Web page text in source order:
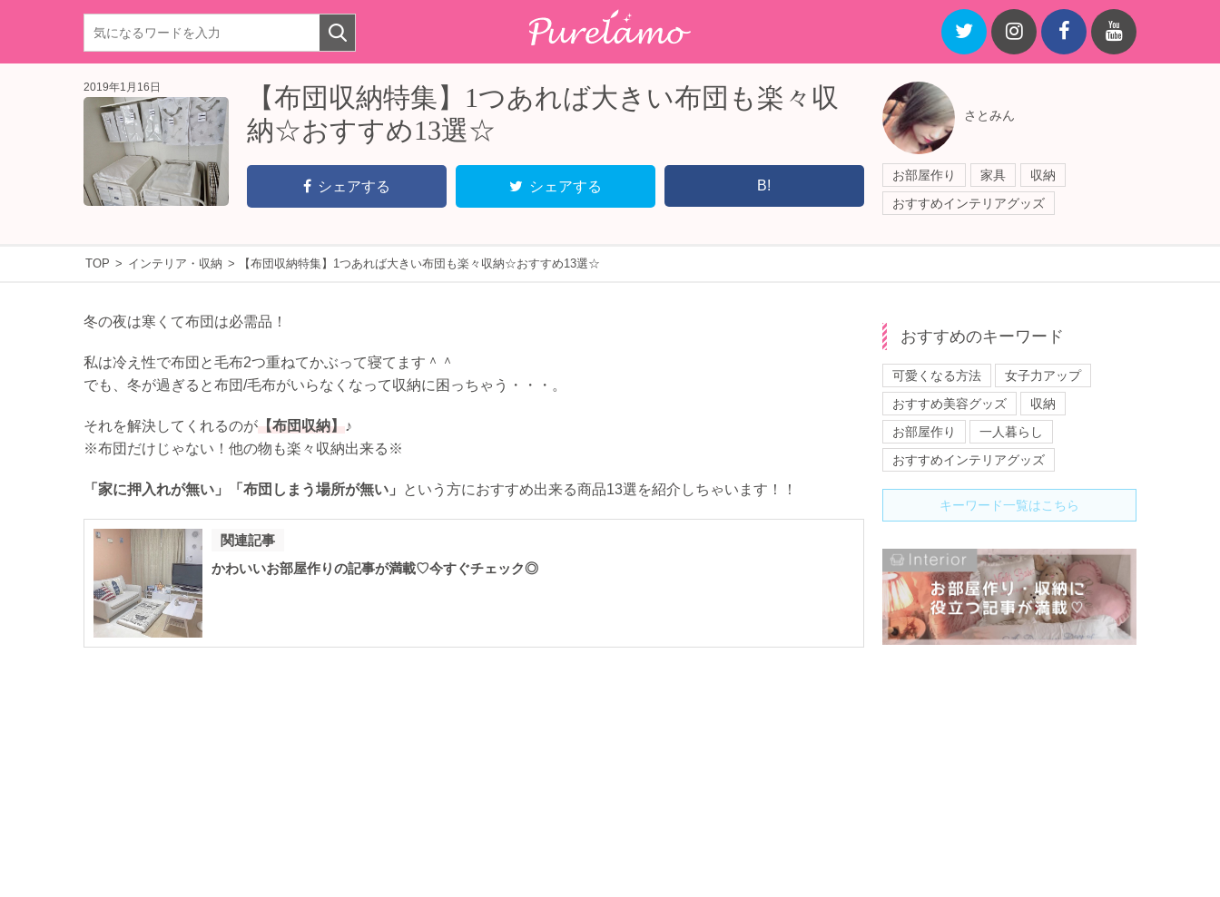
2019年1月16日
【布団収納特集】1つあれば大きい布団も楽々収
納☆おすすめ13選☆
シェアする シェアする B!
さとみん
お部屋作り 家具
収納
おすすめインテリアグッズ
TOP > インテリア・収納 > 【布団収納特集】1つあれば大きい布団も楽々収納☆おすすめ13選☆
冬の夜は寒くて布団は必需品！
私は冷え性で布団と毛布2つ重ねてかぶって寝てます＾＾
でも、冬が過ぎると布団/毛布がいらなくなって収納に困っちゃう・・・。
それを解決してくれるのが 【布団収納】 ♪
※布団だけじゃない！他の物も楽々収納出来る※
「家に押入れが無い」「布団しまう場所が無い」 という方におすすめ出来る商品13選を紹介しちゃいます！！
関連記事
かわいいお部屋作りの記事が満載♡今すぐチェック◎
おすすめのキーワード
可愛くなる方法
女子力アップ
おすすめ美容グッズ
収納
お部屋作り
一人暮らし
おすすめインテリアグッズ
キーワード一覧はこちら